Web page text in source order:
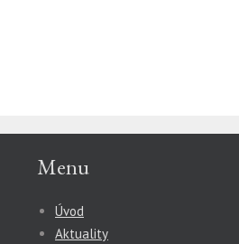
Menu
Úvod
Aktuality